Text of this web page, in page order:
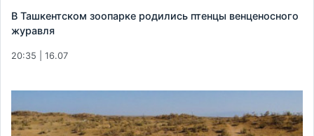
В Ташкентском зоопарке родились птенцы венценосного
журавля
20:35 | 16.07